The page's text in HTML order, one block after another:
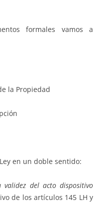
formales vamos a
la Propiedad
en un doble sentido:
del acto dispositivo
de los artículos 145 LH y